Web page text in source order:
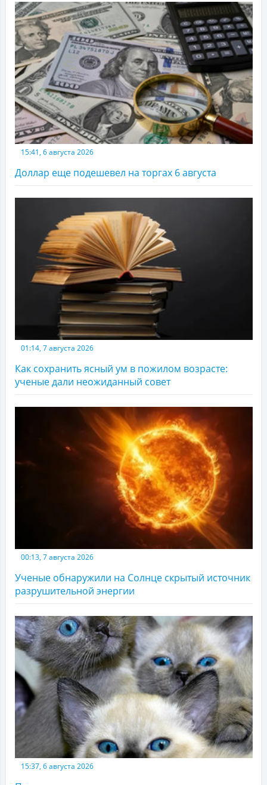
15:41, 6 августа 2026
Доллар еще подешевел на торгах 6 августа
01:14, 7 августа 2026
Как сохранить ясный ум в пожилом возрасте:
ученые дали неожиданный совет
00:13, 7 августа 2026
Ученые обнаружили на Солнце скрытый источник
разрушительной энергии
15:37, 6 августа 2026